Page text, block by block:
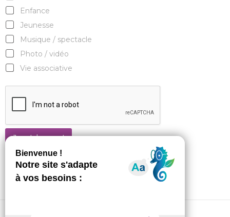
Enfance
Jeunesse
Musique / spectacle
Photo / vidéo
Vie associative
Je m'abonne !